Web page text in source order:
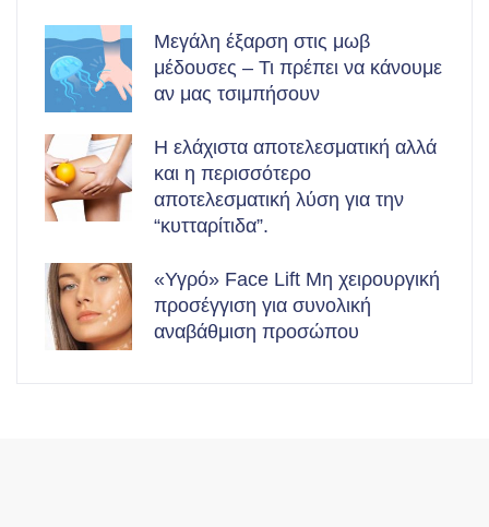
Μεγάλη έξαρση στις μωβ
μέδουσες – Τι πρέπει να κάνουμε
αν μας τσιμπήσουν
Η ελάχιστα αποτελεσματική αλλά
και η περισσότερο
αποτελεσματική λύση για την
“κυτταρίτιδα”.
«Υγρό» Face Lift Μη χειρουργική
προσέγγιση για συνολική
αναβάθμιση προσώπου